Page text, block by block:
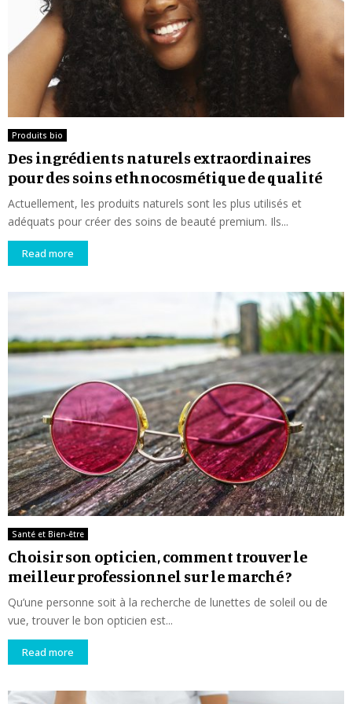
Produits bio
Des ingrédients naturels extraordinaires
pour des soins ethnocosmétique de qualité
Actuellement, les produits naturels sont les plus utilisés et
adéquats pour créer des soins de beauté premium. Ils...
Read more
Santé et Bien-être
Choisir son opticien, comment trouver le
meilleur professionnel sur le marché ?
Qu’une personne soit à la recherche de lunettes de soleil ou de
vue, trouver le bon opticien est...
Read more